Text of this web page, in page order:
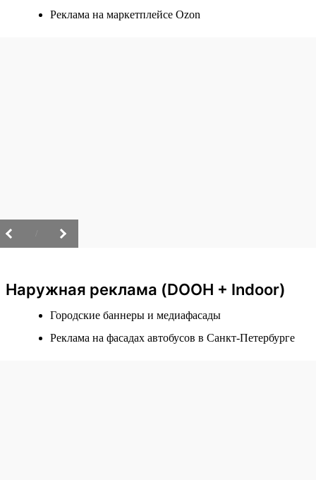
Реклама на маркетплейсе Ozon
Наружная реклама (DOOH + Indoor)
Городские баннеры и медиафасады
Реклама на фасадах автобусов в Санкт-Петербурге